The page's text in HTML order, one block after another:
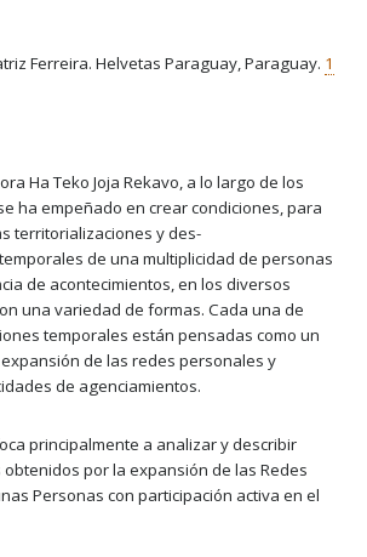
Ferreira. Helvetas Paraguay, Paraguay. 1
Ha Teko Joja Rekavo, a lo largo de los
ha empeñado en crear condiciones, para
territorializaciones y des-
de una multiplicidad de personas
de acontecimientos, en los diversos
una variedad de formas. Cada una de
temporales están pensadas como un
de las redes personales y
de agenciamientos.
principalmente a analizar y describir
por la expansión de las Redes
Personas con participación activa en el